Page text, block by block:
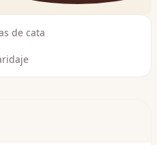
de cata